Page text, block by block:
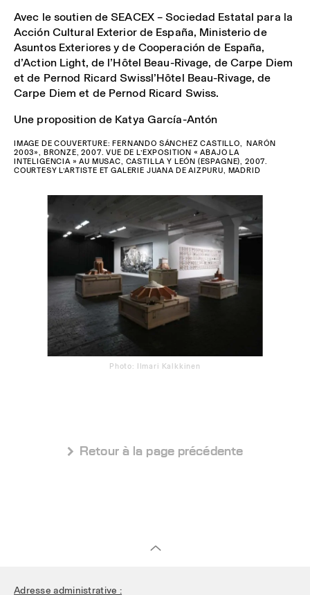
Avec le soutien de SEACEX – Sociedad Estatal para la
Acción Cultural Exterior de España, Ministerio de
Asuntos Exteriores y de Cooperación de España,
d’Action Light, de l’Hôtel Beau-Rivage, de Carpe Diem
et de Pernod Ricard Swissl’Hôtel Beau-Rivage, de
Carpe Diem et de Pernod Ricard Swiss.
Une proposition de Katya García-Antón
IMAGE DE COUVERTURE: FERNANDO SÁNCHEZ CASTILLO, NARÓN
2003», BRONZE, 2007. VUE DE L’EXPOSITION « ABAJO LA
INTELIGENCIA » AU MUSAC, CASTILLA Y LEÓN (ESPAGNE), 2007.
COURTESY L’ARTISTE ET GALERIE JUANA DE AIZPURU, MADRID
Photo: Ilmari Kalkkinen
 Retour à la page précédente
Adresse administrative :